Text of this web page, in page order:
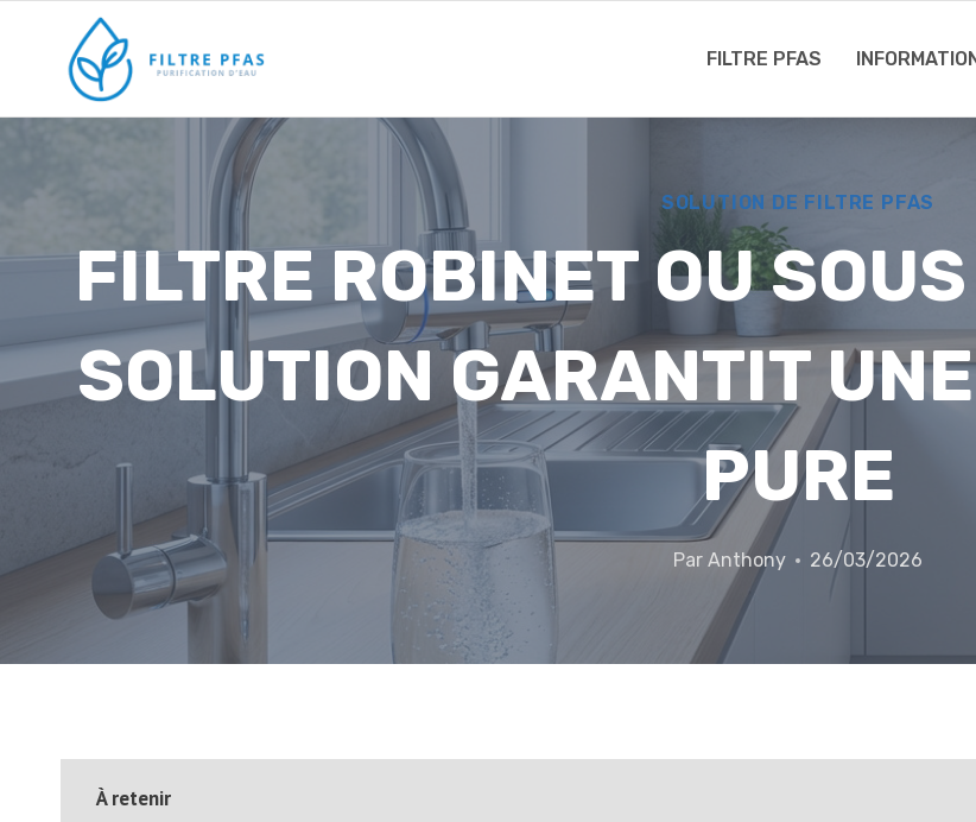
contenu
FILTRE PFAS
SOLUTION DE FILTRE PFAS
FILTRE ROBINET OU
SOLUTION GARANTIT
PURE
Par Anthony 26/03/2026
À retenir